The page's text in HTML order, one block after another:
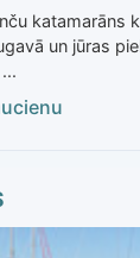
katamarāns
un jūras